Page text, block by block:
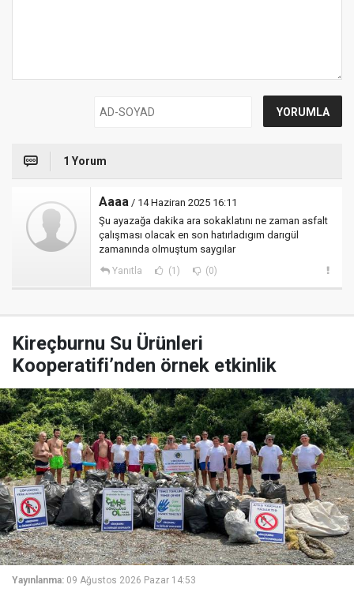
1 Yorum
Aaaa / 14 Haziran 2025 16:11
Şu ayazağa dakika ara sokaklatını ne zaman asfalt
çalışması olacak en son hatırladıgım darıgül
zamanında olmuştum saygılar
Yanıtla (1) (0)
Kireçburnu Su Ürünleri
Kooperatifi’nden örnek etkinlik
Yayınlanma: 09 Ağustos 2026 Pazar 14:53